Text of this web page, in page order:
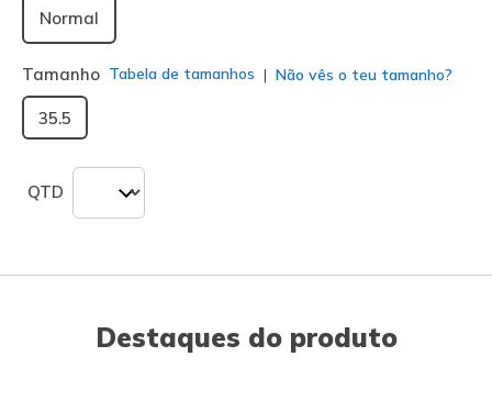
Normal
Tamanho Tabela de tamanhos Não vês o teu tamanho?
35.5
QTD
Destaques do produto